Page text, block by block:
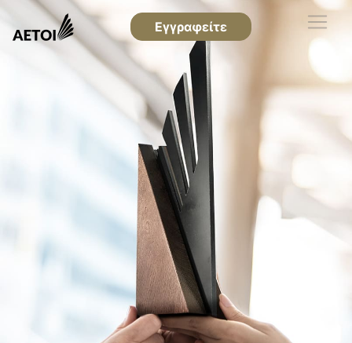
Εγγραφείτε